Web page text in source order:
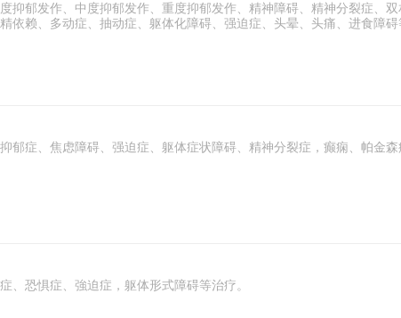
抑郁发作、中度抑郁发作、重度抑郁发作、精神障碍、精神分裂症、
依赖、多动症、抽动症、躯体化障碍、强迫症、头晕、头痛、进食障
郁症、焦虑障碍、强迫症、躯体症状障碍、精神分裂症，癫痫、帕金
、恐惧症、強迫症，躯体形式障碍等治疗。